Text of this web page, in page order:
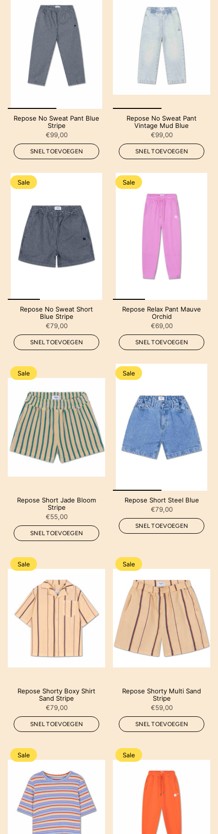
Repose No Sweat Pant Blue
Stripe
€99,00
SNEL TOEVOEGEN
Repose No Sweat Pant
Vintage Mud Blue
€99,00
SNEL TOEVOEGEN
Sale
Repose No Sweat Short
Blue Stripe
€79,00
SNEL TOEVOEGEN
Sale
Repose Relax Pant Mauve
Orchid
€69,00
SNEL TOEVOEGEN
Sale
Repose Short Jade Bloom
Stripe
€55,00
SNEL TOEVOEGEN
Sale
Repose Short Steel Blue
€79,00
SNEL TOEVOEGEN
Sale
Repose Shorty Boxy Shirt
Sand Stripe
€79,00
SNEL TOEVOEGEN
Sale
Repose Shorty Multi Sand
Stripe
€59,00
SNEL TOEVOEGEN
Sale Sale